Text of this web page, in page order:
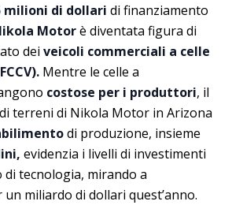
milioni di dollari di finanziamento
Motorè diventata figura di
dei veicoli commerciali a celle
Mentre le celle a
costose per i produttori, il
terreni di Nikola Motor in Arizona
di produzione, insieme
evidenzia i livelli di investimenti
tecnologia, mirando a
miliardo di dollari quest’anno.